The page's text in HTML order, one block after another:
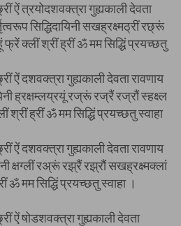
ऐं त्रयोदशवक्त्रा गुह्यकाली देवता
सिद्धिदायिनी सखह्रक्ष्मठ्रीं रछ्रूं
फ्रें क्लीं श्रीं ह्रीं ॐ मम सिद्धिं प्रयच्छतु
ऐं दशवक्त्रा गुह्यकाली देवता रावणाय
ह्रक्षम्लय्रयूं रज्रूं रज्रैं रज्रौं स्हक्ष्ल
श्रीं ह्रीं ॐ मम सिद्धिं प्रयच्छतु स्वाहा
ऐं दशवक्त्रा गुह्यकाली देवता रावणाय
क्षग्लीं रअ्रूं रझ्रैं रझ्रौं सखह्रक्ष्मक्लां
ॐ मम सिद्धिं प्रयच्छतु स्वाहा ।
ऐं षोडशवक्त्रा गुह्यकाली देवता